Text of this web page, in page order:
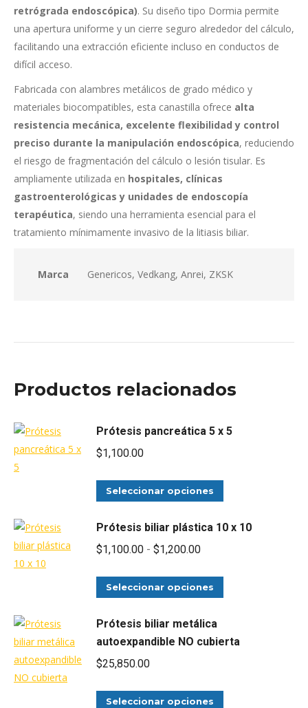
retrógrada endoscópica). Su diseño tipo Dormia permite
una apertura uniforme y un cierre seguro alrededor del cálculo,
facilitando una extracción eficiente incluso en conductos de
difícil acceso.
Fabricada con alambres metálicos de grado médico y
materiales biocompatibles, esta canastilla ofrece alta
resistencia mecánica, excelente flexibilidad y control
preciso durante la manipulación endoscópica, reduciendo
el riesgo de fragmentación del cálculo o lesión tisular. Es
ampliamente utilizada en hospitales, clínicas
gastroenterológicas y unidades de endoscopía
terapéutica, siendo una herramienta esencial para el
tratamiento mínimamente invasivo de la litiasis biliar.
Marca Genericos, Vedkang, Anrei, ZKSK
Productos relacionados
Prótesis pancreática 5 x 5
$1,100.00
Seleccionar opciones
producto
tiene
Las
opciones
elegir
Prótesis biliar plástica 10 x 10
$1,100.00 - $1,200.00Rango
precios:
$1,100.00
hasta
Seleccionar opciones
producto
múltiples
opciones
Prótesis biliar metálica
autoexpandible NO cubierta
$25,850.00
Seleccionar opciones